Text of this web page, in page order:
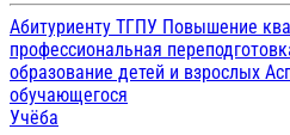
Абитуриенту ТГПУ Повышение
профессиональная
образование детей и взрослых
обучающегося
Учёба